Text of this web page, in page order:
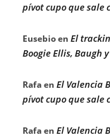
pívot cupo que sale
Eusebioen El
Boogie Ellis, Baugh
Rafaen El Valencia
pívot cupo que sale
Rafaen El Valencia